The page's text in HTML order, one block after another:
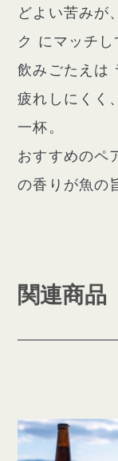
どよい苦みが
ク にマッチし
飲みごたえは
疲れしにくく
一杯。
おすすめのペ
の香りが魚の
関連商品